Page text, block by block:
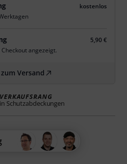
kostenlos
5,90 €
angezeigt.
Versand
VERKAUFSRANG
in Schutzabdeckungen